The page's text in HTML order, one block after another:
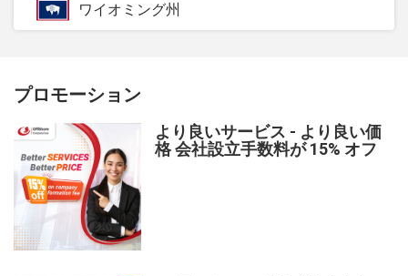
ワイオミング州
プロモーション
より良いサービス - より良い価
格 会社設立手数料が 15% オフ